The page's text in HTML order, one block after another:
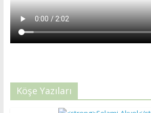
Köşe Yazıları